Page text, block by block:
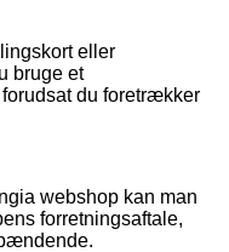
eller
bruge et
du foretrækker
webshop kan man
forretningsaftale,